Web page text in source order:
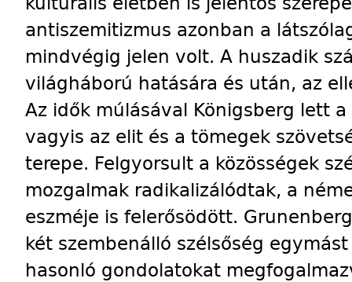
antiszemitizmus azonban a
mindvégig jelen volt. A huszadik
világháború hatására és után, az
Az idők múlásával Königsberg lett
vagyis az elit és a tömegek
terepe. Felgyorsult a közösségek
mozgalmak radikalizálódtak, a
eszméje is felerősödött.
két szembenálló szélsőség
hasonló gondolatokat